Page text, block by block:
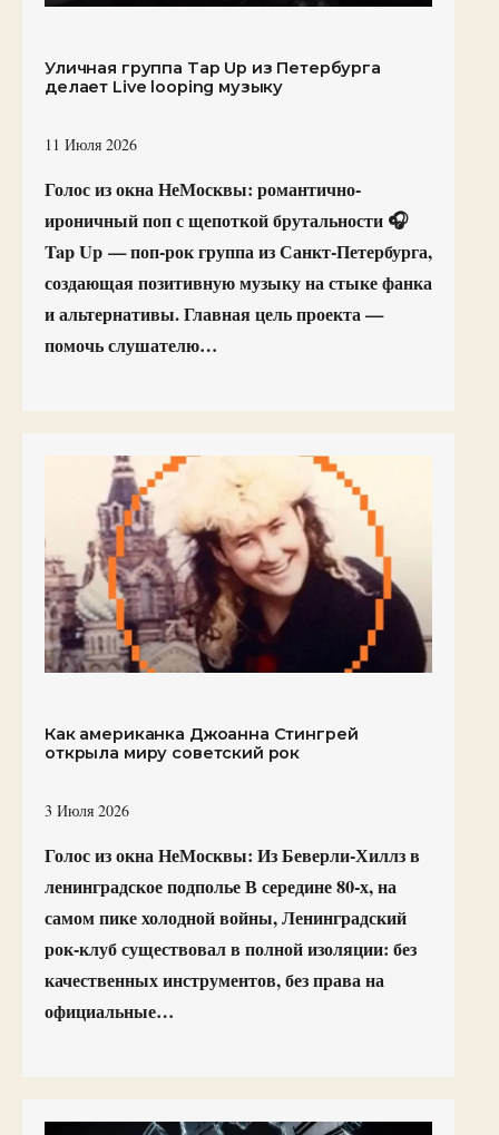
Уличная группа Tap Up из Петербурга
делает Live looping музыку
11 Июля 2026
Голос из окна НеМосквы: романтично-
ироничный поп с щепоткой брутальности 🎧
Tap Up — поп-рок группа из Санкт-Петербурга,
создающая позитивную музыку на стыке фанка
и альтернативы. Главная цель проекта —
помочь слушателю…
Как американка Джоанна Стингрей
открыла миру советский рок
3 Июля 2026
Голос из окна НеМосквы: Из Беверли-Хиллз в
ленинградское подполье В середине 80-х, на
самом пике холодной войны, Ленинградский
рок-клуб существовал в полной изоляции: без
качественных инструментов, без права на
официальные…